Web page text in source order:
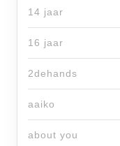
14 jaar
16 jaar
2dehands
aaiko
about you